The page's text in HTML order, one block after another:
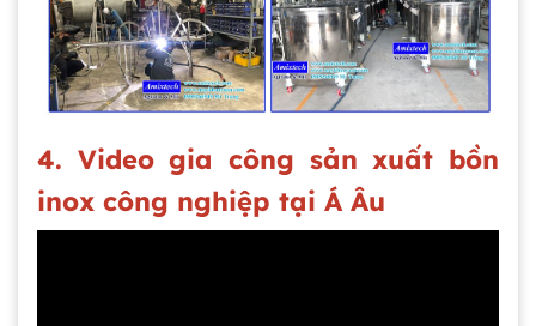
4. Video gia công sản xuất bồn
inox công nghiệp tại Á Âu